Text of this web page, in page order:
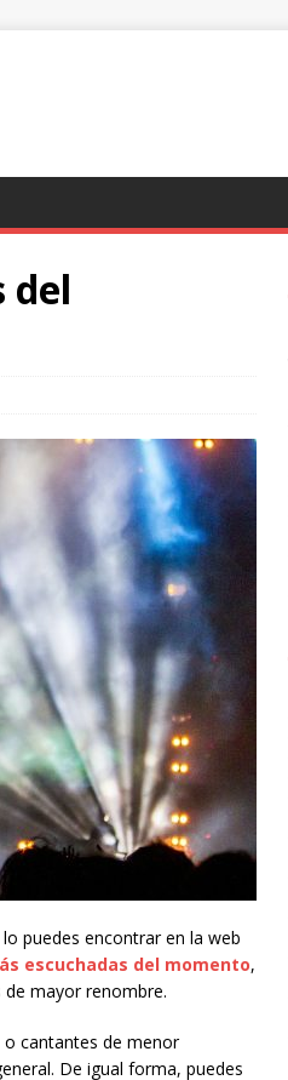
del
puedes encontrar en la web
escuchadas del momento,
mayor renombre.
cantantes de menor
De igual forma, puedes